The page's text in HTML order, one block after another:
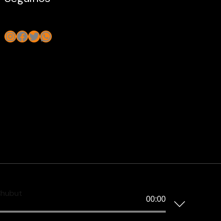
Instagram
Facebook
Twitter
WhatsApp
00:00